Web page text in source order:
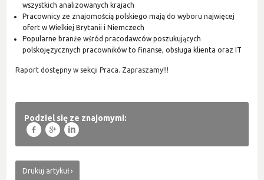
wszystkich analizowanych krajach
Pracownicy ze znajomością polskiego mają do wyboru najwięcej
ofert w Wielkiej Brytanii i Niemczech
Popularne branże wśród pracodawców poszukujących
polskojęzycznych pracowników to finanse, obsługa klienta oraz IT
Raport dostępny w sekcji Praca. Zapraszamy!!!
Podziel się ze znajomymi:
f g l
Drukuj artykuł